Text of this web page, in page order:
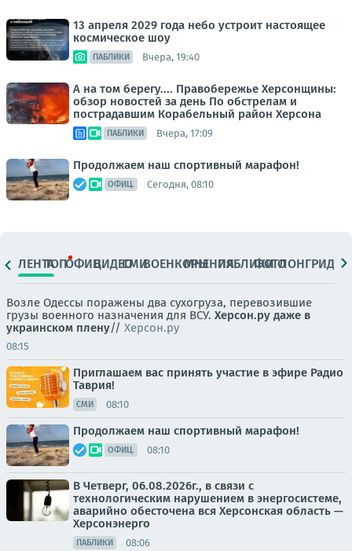
13 апреля 2029 года небо устроит настоящее
космическое шоу
ПАБЛИКИ Вчера, 19:40
А на том берегу.... Правобережье Херсонщины:
обзор новостей за день По обстрелам и
пострадавшим Корабельный район Херсона
ПАБЛИКИ Вчера, 17:09
Продолжаем наш спортивный марафон!
ОФИЦ. Сегодня, 08:10
ЛЕНТАТОПОФИЦ.ВИДЕОСМИВОЕНКОРЫМНЕНИЯПАБЛИКИ
ФОТОЛОНГРИДЫ
Возле Одессы поражены два сухогруза, перевозившие
грузы военного назначения для ВСУ. Херсон.ру даже в
украинском плену// Херсон.ру
08:15
Приглашаем вас принять участие в эфире Радио
Таврия!
СМИ 08:10
Продолжаем наш спортивный марафон!
ОФИЦ. 08:10
В Четверг, 06.08.2026г., в связи с
технологическим нарушением в энергосистеме,
аварийно обесточена вся Херсонская область —
Херсонэнерго
ПАБЛИКИ 08:06